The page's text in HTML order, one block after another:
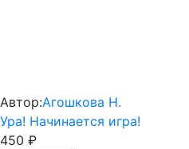
Автор:Агошкова Н.
Ура! Начинается игра!
450 ₽